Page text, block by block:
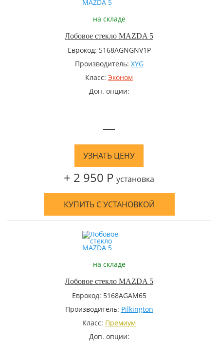
на складе
Лобовое стекло MAZDA 5
Еврокод: 5168AGNGNV1P
Производитель: XYG
Класс: Эконом
Доп. опции:
—
УЗНАТЬ ЦЕНУ
+ 2 950 Р установка
КУПИТЬ С УСТАНОВКОЙ
на складе
Лобовое стекло MAZDA 5
Еврокод: 5168AGAM65
Производитель: Pilkington
Класс: Премиум
Доп. опции: